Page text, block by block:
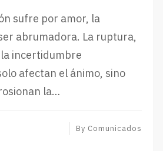
sufre por amor, la
abrumadora. La ruptura,
incertidumbre
afectan el ánimo, sino
la…
By Comunicados